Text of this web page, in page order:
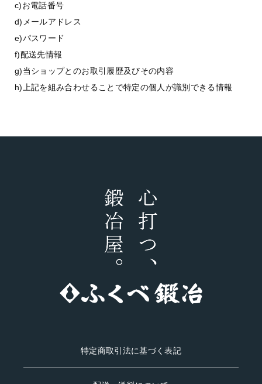
c)お電話番号
d)メールアドレス
e)パスワード
f)配送先情報
g)当ショップとのお取引履歴及びその内容
h)上記を組み合わせることで特定の個人が識別できる情報
特定商取引法に基づく表記